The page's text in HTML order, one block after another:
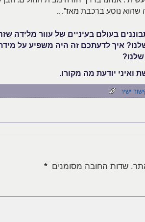
שהוא נוסע ברכבת מאז”…
בעולם בעיניים של עוור מלידה
איך לדעתכם זה היה משפיע על
?
ואיני יודעת מה מקורו.
ישיר
שדות החובה מסומנים *